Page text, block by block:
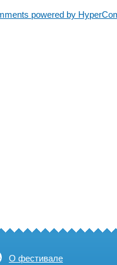
powered by
О фестивале